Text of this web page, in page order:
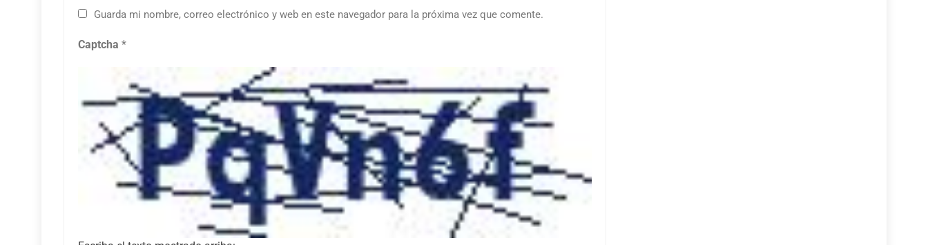
Guarda mi nombre, correo electrónico y web en este navegador para la próxima vez que comente.
Captcha *